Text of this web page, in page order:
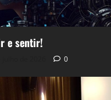
e sentir!
0